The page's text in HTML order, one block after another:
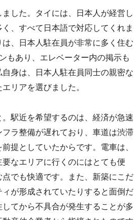
した。タイには、日本人が経営し
、すべて日本語で対応してくれま
、日本人駐在員が非常に多く住む
もあり、エレベーター内の掲示も
身は、日本人駐在員同士の親密な
リアを選びました。
駅近を希望するのは、経済が急速
ラ整備が遅れており、車道は渋滞
提としていたからです。電車は、
なエリアに行くのにはとても便
でも快適です。また、新築にこだ
が形成されていたりすると面倒だ
てから不具合が発生することが多